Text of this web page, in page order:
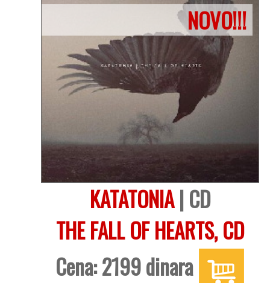
NOVO!!!
KATATONIA| CD
THE FALL OF HEARTS, CD
Cena: 2199 dinara